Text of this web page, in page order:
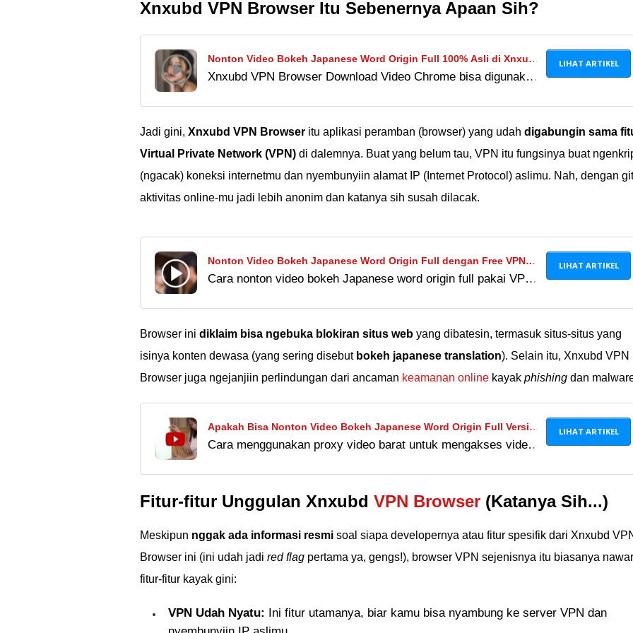
Xnxubd VPN Browser Itu Sebenernya Apaan Sih?
Nonton Video Bokeh Japanese Word Origin Full 100% Asli di Xnxubd
VPN Browser Download Video Chrome, Bahaya?
Xnxubd VPN Browser Download Video Chrome bisa digunakan
LIHAT ARTIKEL
Jadi gini, Xnxubd VPN Browser itu aplikasi peramban (browser) yang udah digabungin sama
Virtual Private Network (VPN) di dalemnya. Buat yang belum tau, VPN itu fungsinya buat
(ngacak) koneksi internetmu dan nyembunyiin alamat IP (Internet Protocol) aslimu. Nah, dengan
aktivitas online-mu jadi lebih anonim dan katanya sih susah dilacak.
Nonton Video Bokeh Japanese Word Origin Full dengan Free VPN
Proxy Simontok
Cara nonton video bokeh Japanese word origin full pakai VPN
LIHAT ARTIKEL
Browser ini diklaim bisa ngebuka blokiran situs web yang dibatesin, termasuk situs-situs yang
isinya konten dewasa (yang sering disebut bokeh japanese translation). Selain itu, Xnxubd VPN
Browser juga ngejanjiin perlindungan dari ancaman keamanan online kayak phishing dan
Apakah Bisa Nonton Video Bokeh Japanese Word Origin Full Version
English dengan Proxy Video Barat?
Cara menggunakan proxy video barat untuk mengakses video
LIHAT ARTIKEL
Fitur-fitur Unggulan Xnxubd VPN Browser (Katanya Sih...)
Meskipun nggak ada informasi resmi soal siapa developernya atau fitur spesifik dari Xnxubd
Browser ini (ini udah jadi red flag pertama ya, gengs!), browser VPN sejenisnya itu biasanya
fitur-fitur kayak gini:
VPN Udah Nyatu: Ini fitur utamanya, biar kamu bisa nyambung ke server VPN dan